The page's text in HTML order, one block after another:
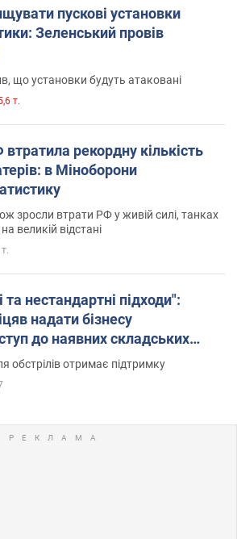
пускові установки
Зеленський провів
що установки будуть атаковані
т.
рекордну кількість
в Міноборони
зросли втрати РФ у живій силі, танках
великій відстані
та нестандартні підходи":
надати бізнесу
до наявних складських
обстрілів отримає підтримку